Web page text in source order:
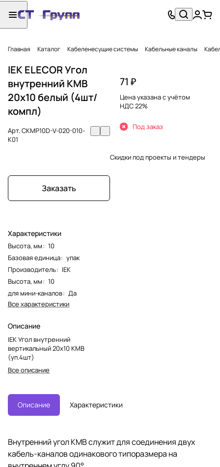
Главная Каталог Кабеленесущие системы Кабельные каналы
IEK ELECOR Угол
внутренний КМВ
20х10 белый (4шт/
компл)
Арт.CKMP10D-V-020-010-
K01
Заказать
Характеристики
Высота, мм: 10
Базовая единица: упак
Производитель: IEK
Высота, мм: 10
для мини-каналов: Да
Все характеристики
Описание
IEK Угол внутренний
вертикальный 20х10 КМВ
(уп.4шт)
Все описание
71 ₽
Цена указана с учётом
НДС 22%
Под заказ
Скидки под проекты и тендеры
Описание Характеристики
Внутренний угол КМВ служит для соединения двух
кабель-каналов одинакового типоразмера на